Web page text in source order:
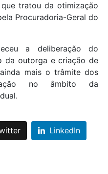
tratou da otimização
Procuradoria-Geral do
a deliberação do
da outorga e criação de
mais o trâmite dos
no âmbito da
LinkedIn